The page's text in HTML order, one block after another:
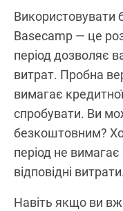
Використовувати
Basecamp — це
період дозволяє
витрат. Пробна
вимагає
спробувати. Ви
безкоштовним?
період не
відповідні витрати.
Навіть якщо ви